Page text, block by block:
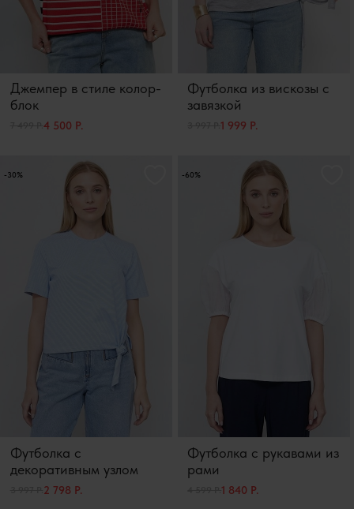
Джемпер в стиле колор-
блок
4 500 Р.
Футболка из вискозы с
завязкой
1 999 Р.
-30%
Футболка с
декоративным узлом
2 798 Р.
-60%
Футболка с рукавами из
рами
1 840 Р.